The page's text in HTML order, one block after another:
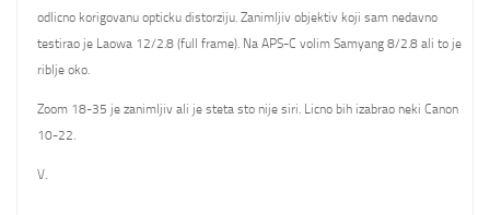
odlicno korigovanu opticku distorziju. Zanimljiv objektiv koji sam nedavno
testirao je Laowa 12/2.8 (full frame). Na APS-C volim Samyang 8/2.8 ali to je
riblje oko.
Zoom 18-35 je zanimljiv ali je steta sto nije siri. Licno bih izabrao neki Canon
10-22.
V.